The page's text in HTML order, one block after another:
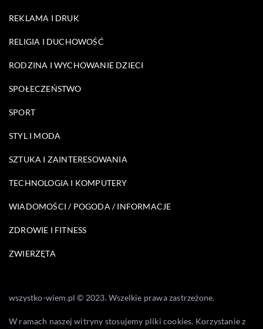
REKLAMA I DRUK
RELIGIA I DUCHOWOŚĆ
RODZINA I WYCHOWANIE DZIECI
SPOŁECZEŃSTWO
SPORT
STYL I MODA
SZTUKA I ZAINTERESOWANIA
TECHNOLOGIA I KOMPUTERY
WIADOMOŚCI / POGODA / INFORMACJE
ZDROWIE I FITNESS
ZWIERZĘTA
wszystko-wiem.pl © 2023. Wszelkie prawa zastrzeżone.
W ramach naszej witryny stosujemy pliki cookies. Korzystanie z